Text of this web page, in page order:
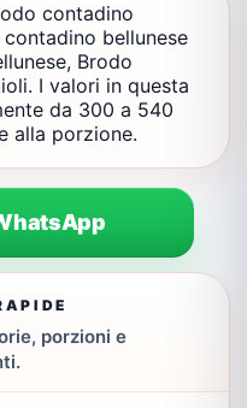
contadino
bellunese
Brodo
I valori in questa
da 300 a 540
alla porzione.
porzioni e